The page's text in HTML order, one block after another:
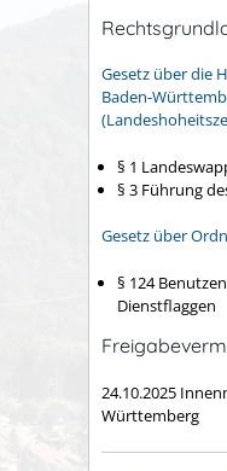
Gesetz über die
Baden-
§ 1
§ 3 Führung
Gesetz über
§ 124
Dienstflaggen
24.10.2025
Württemberg